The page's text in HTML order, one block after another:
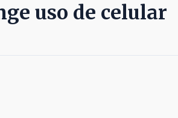
uso de celular